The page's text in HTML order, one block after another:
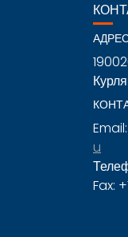
Email:
u
Fax: